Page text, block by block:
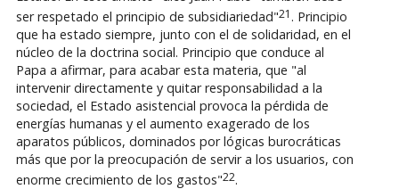
ser respetado el principio de subsidiariedad"21 . Principio
que ha estado siempre, junto con el de solidaridad, en el
núcleo de la doctrina social. Principio que conduce al
Papa a afirmar, para acabar esta materia, que "al
intervenir directamente y quitar responsabilidad a la
sociedad, el Estado asistencial provoca la pérdida de
energías humanas y el aumento exagerado de los
aparatos públicos, dominados por lógicas burocráticas
más que por la preocupación de servir a los usuarios, con
enorme crecimiento de los gastos"22.